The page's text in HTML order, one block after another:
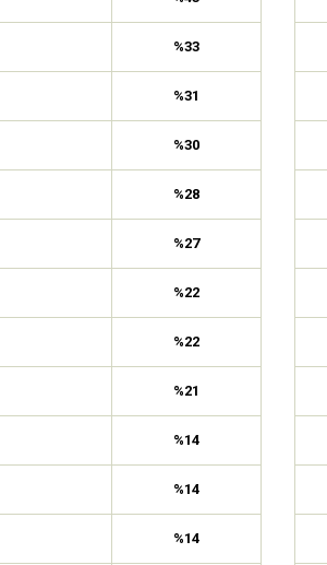
%33
%31
%30
%28
%27
%22
%22
%21
%14
%14
%14